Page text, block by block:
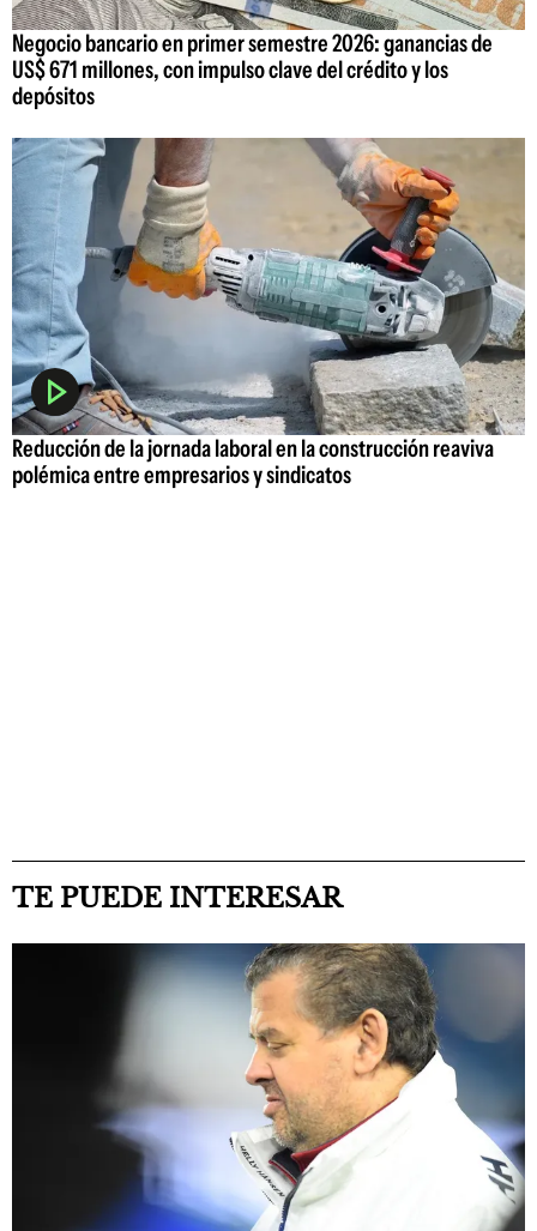
Negocio bancario en primer semestre 2026: ganancias de
US$ 671 millones, con impulso clave del crédito y los
depósitos
Reducción de la jornada laboral en la construcción reaviva
polémica entre empresarios y sindicatos
TE PUEDE INTERESAR